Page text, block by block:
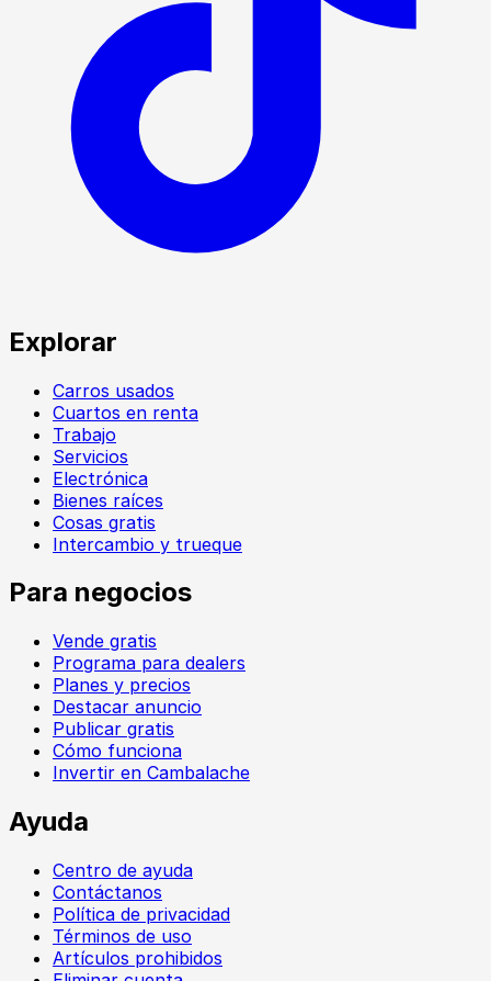
Explorar
Carros usados
Cuartos en renta
Trabajo
Servicios
Electrónica
Bienes raíces
Cosas gratis
Intercambio y trueque
Para negocios
Vende gratis
Programa para dealers
Planes y precios
Destacar anuncio
Publicar gratis
Cómo funciona
Invertir en Cambalache
Ayuda
Centro de ayuda
Contáctanos
Política de privacidad
Términos de uso
Artículos prohibidos